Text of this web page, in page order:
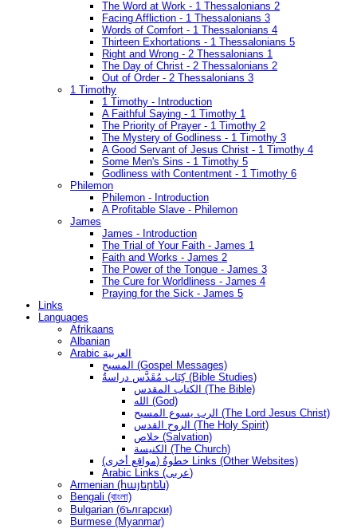
The Word at Work - 1 Thessalonians 2
Facing Affliction - 1 Thessalonians 3
Words of Comfort - 1 Thessalonians 4
Thirteen Exhortations - 1 Thessalonians 5
Right and Wrong - 2 Thessalonians 1
The Day of Christ - 2 Thessalonians 2
Out of Order - 2 Thessalonians 3
1 Timothy
1 Timothy - Introduction
A Faithful Saying - 1 Timothy 1
The Priority of Prayer - 1 Timothy 2
The Mystery of Godliness - 1 Timothy 3
A Good Servant of Jesus Christ - 1 Timothy 4
Some Men's Sins - 1 Timothy 5
Godliness with Contentment - 1 Timothy 6
Philemon
Philemon - Introduction
A Profitable Slave - Philemon
James
James - Introduction
The Trial of Your Faith - James 1
Faith and Works - James 2
The Power of the Tongue - James 3
The Cure for Worldliness - James 4
Praying for the Sick - James 5
Links
Languages
Afrikaans
Albanian
Arabic العربية
المسيح (Gospel Messages)
كِتَاب مُقَدَّس دراسةُ (Bible Studies)
الكتاب المقدس (The Bible)
الله (God)
الرب يسوع المسيح (The Lord Jesus Christ)
الروح القدس (The Holy Spirit)
خلاص (Salvation)
الكنيسة (The Church)
(مواقع أخرى) خطوةُ Links (Other Websites)
Arabic Links (عربى)
Armenian (հայերեն)
Bengali (বাংলা)
Bulgarian (български)
Burmese (Myanmar)